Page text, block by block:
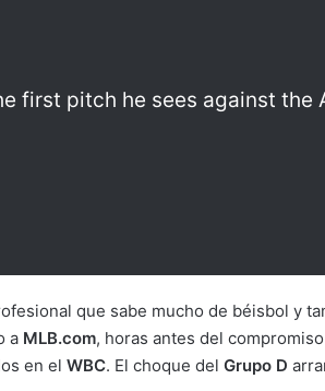
first pitch he sees against the
que sabe mucho de béisbol y
a MLB.com, horas antes del
en el WBC. El choque del Grupo D